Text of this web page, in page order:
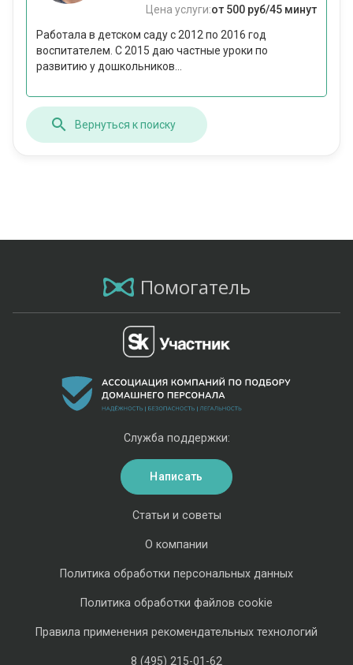
Цена услуги:от 500 руб/45 минут
Работала в детском саду с 2012 по 2016 год
воспитателем. С 2015 даю частные уроки по
развитию у дошкольников...
Вернуться к поиску
Помогатель
Статьи и советы
О компании
Политика обработки персональных данных
Политика обработки файлов cookie
Правила применения рекомендательных технологий
8 (495) 215-01-62
Служба поддержки:
Написать